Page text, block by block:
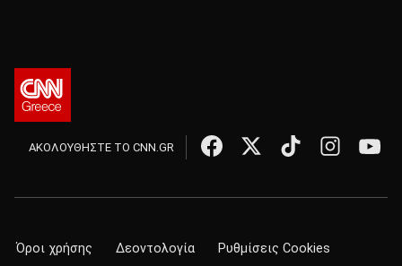
ΑΚΟΛΟΥΘΗΣΤΕ ΤΟ CNN.GR
Όροι χρήσης Δεοντολογία Ρυθμίσεις Cookies